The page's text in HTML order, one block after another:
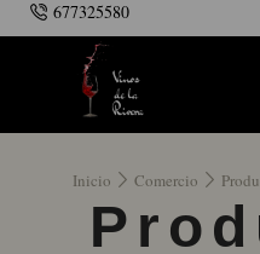
677325580
Inicio Comercio